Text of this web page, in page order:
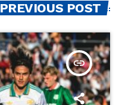
PREVIOUS POST
insert_link